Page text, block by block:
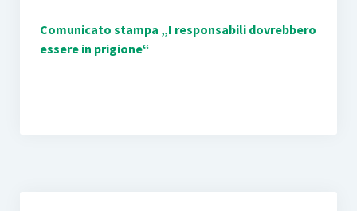
Comunicato stampa „I responsabili dovrebbero
essere in prigione“